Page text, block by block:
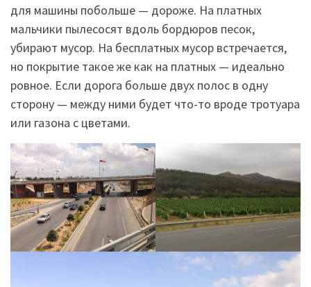
для машины побольше — дороже. На платных
мальчики пылесосят вдоль бордюров песок,
убирают мусор. На бесплатных мусор встречается,
но покрытие такое же как на платных — идеально
ровное. Если дорога больше двух полос в одну
сторону — между ними будет что-то вроде тротуара
или газона с цветами.